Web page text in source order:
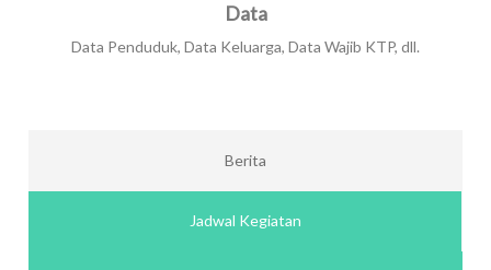
Data
Data Penduduk, Data Keluarga, Data Wajib KTP, dll.
Berita
Jadwal Kegiatan